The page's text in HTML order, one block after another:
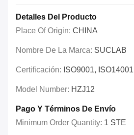
Detalles Del Producto
Place Of Origin: CHINA
Nombre De La Marca: SUCLAB
Certificación: ISO9001, ISO14001
Model Number: HZJ12
Pago Y Términos De Envío
Minimum Order Quantity: 1 STE